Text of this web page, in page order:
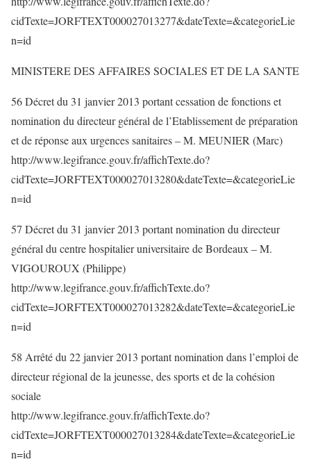
cidTexte=JORFTEXT000027013277&dateTexte=&categorieLie
n=id
MINISTERE DES AFFAIRES SOCIALES ET DE LA SANTE
56 Décret du 31 janvier 2013 portant cessation de fonctions et
nomination du directeur général de l’Etablissement de préparation
et de réponse aux urgences sanitaires – M. MEUNIER (Marc)
http://www.legifrance.gouv.fr/affichTexte.do?
cidTexte=JORFTEXT000027013280&dateTexte=&categorieLie
n=id
57 Décret du 31 janvier 2013 portant nomination du directeur
général du centre hospitalier universitaire de Bordeaux – M.
VIGOUROUX (Philippe)
http://www.legifrance.gouv.fr/affichTexte.do?
cidTexte=JORFTEXT000027013282&dateTexte=&categorieLie
n=id
58 Arrêté du 22 janvier 2013 portant nomination dans l’emploi de
directeur régional de la jeunesse, des sports et de la cohésion
sociale
http://www.legifrance.gouv.fr/affichTexte.do?
cidTexte=JORFTEXT000027013284&dateTexte=&categorieLie
n=id